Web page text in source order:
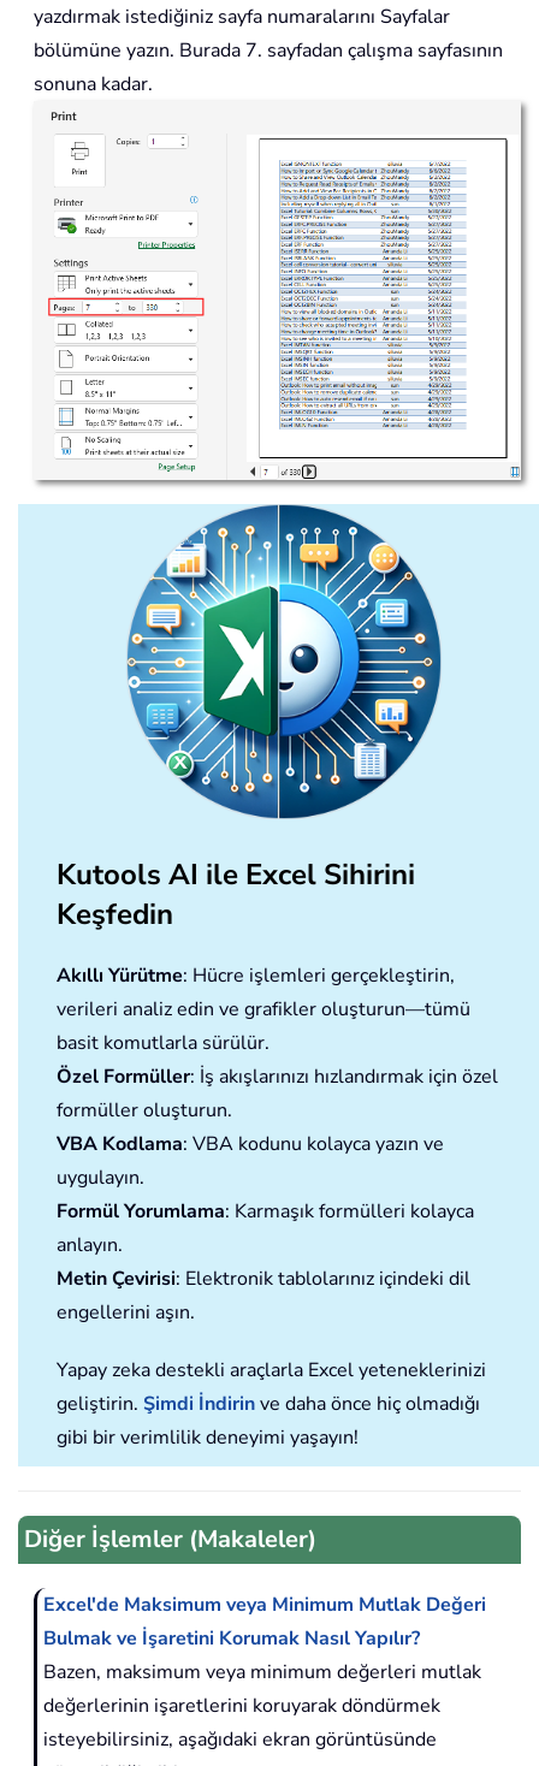
yazdırmak istediğiniz sayfa numaralarını Sayfalar
bölümüne yazın. Burada 7. sayfadan çalışma sayfasının
sonuna kadar.
Kutools AI ile Excel Sihirini
Keşfedin
Akıllı Yürütme: Hücre işlemleri gerçekleştirin,
verileri analiz edin ve grafikler oluşturun—tümü
basit komutlarla sürülür.
Özel Formüller: İş akışlarınızı hızlandırmak için özel
formüller oluşturun.
VBA Kodlama: VBA kodunu kolayca yazın ve
uygulayın.
Formül Yorumlama: Karmaşık formülleri kolayca
anlayın.
Metin Çevirisi: Elektronik tablolarınız içindeki dil
engellerini aşın.
Yapay zeka destekli araçlarla Excel yeteneklerinizi
geliştirin. Şimdi İndirinve daha önce hiç olmadığı
gibi bir verimlilik deneyimi yaşayın!
Diğer İşlemler (Makaleler)
Excel'de Maksimum veya Minimum Mutlak Değeri
Bulmak ve İşaretini Korumak Nasıl Yapılır?
Bazen, maksimum veya minimum değerleri mutlak
değerlerinin işaretlerini koruyarak döndürmek
isteyebilirsiniz, aşağıdaki ekran görüntüsünde